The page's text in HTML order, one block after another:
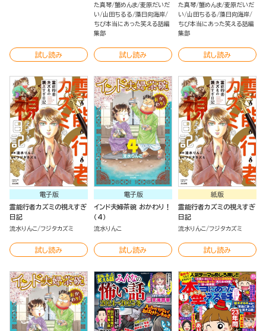
試し読み
た真琴 蟹めんま 麦原だいだ
い
山田ちるる 藻日向海岸
ちび本当にあった笑える話編
集部
試し読み
た真琴 蟹めんま 麦原だいだ
い
山田ちるる 藻日向海岸
ちび本当にあった笑える話編
集部
試し読み
電子版
霊能行者カズミの視えすぎ
日記
流水りんこ フジタカズミ
試し読み
電子版
インド夫婦茶碗 おかわり！
（4）
流水りんこ
試し読み
紙版
霊能行者カズミの視えすぎ
日記
流水りんこ フジタカズミ
試し読み